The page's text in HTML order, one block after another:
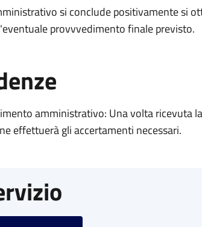
si conclude positivamente si
provvvedimento finale previsto.
amministrativo: Una volta ricevuta
effettuerà gli accertamenti necessari.